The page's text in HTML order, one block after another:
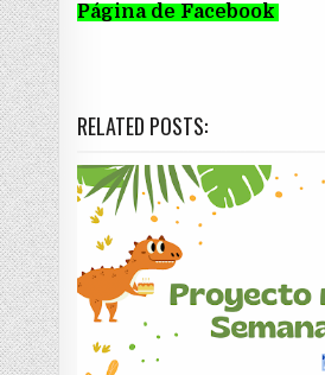
Página de Facebook
RELATED POSTS: